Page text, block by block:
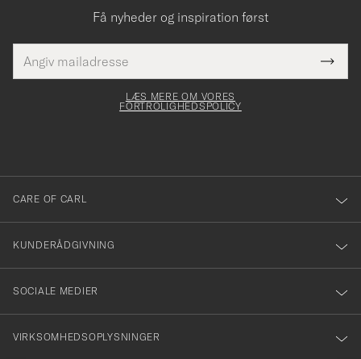
Få nyheder og inspiration først
mailadresse
skal
Tack
för
dig
till
vårt
nyhetsbrev!
LÆS MERE OM VORES
FORTROLIGHEDSPOLICY
CARE OF CARL
KUNDERÅDGIVNING
SOCIALE MEDIER
VIRKSOMHEDSOPLYSNINGER